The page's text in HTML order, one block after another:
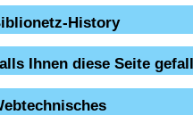
History
Ihnen diese Seite